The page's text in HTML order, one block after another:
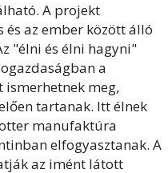
A projekt
az ember között álló
"élni és élni hagyni"
a
meg,
tartanak. Itt élnek
manufaktúra
elfogyasztanak. A
az imént látott